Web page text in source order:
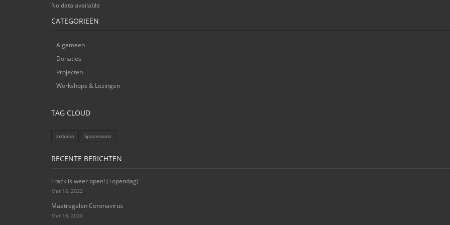
No data available
CATEGORIEËN
Algemeen
Donaties
Projecten
Workshops & Lezingen
TAG CLOUD
arduino Spacenomz
RECENTE BERICHTEN
Frack is weer open! (+opendag)
Mar 16, 2022
Maatregelen Coronavirus
Mar 16, 2020